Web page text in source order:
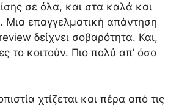
σε όλα, και στα καλά και
Μια επαγγελματική απάντηση
δείχνει σοβαρότητα. Και,
το κοιτούν. Πιο πολύ απ’ όσο
χτίζεται και πέρα από τις